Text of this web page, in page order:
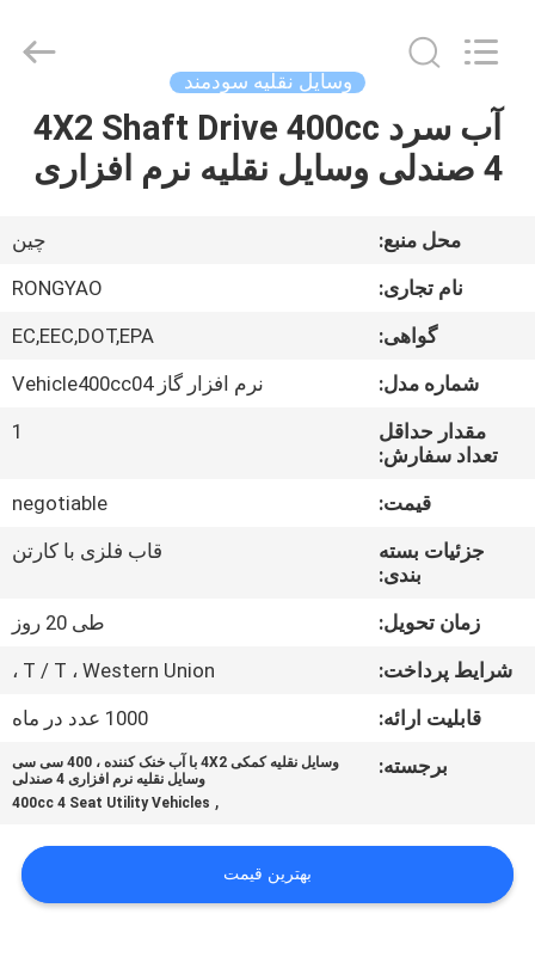
خانه
درباره
کارخانه
کیفیت
ما
تماس
نقل
قول
Vehicle
Co.,Ltd.
Reserved.
وسایل نقلیه سودمند
آب سرد 4X2 Shaft Drive 400cc
4 صندلی وسایل نقلیه نرم افزاری
محل منبع:
چین
نام تجاری:
RONGYAO
گواهی:
EC,EEC,DOT,EPA
شماره مدل:
نرم افزار گاز Vehicle400cc04
مقدار حداقل
تعداد سفارش:
1
قیمت:
negotiable
جزئیات بسته
بندی:
قاب فلزی با کارتن
زمان تحویل:
طی 20 روز
شرایط پرداخت:
T / T ، Western Union ،
قابلیت ارائه:
1000 عدد در ماه
برجسته:
وسایل نقلیه کمکی 4X2 با آب خنک کننده ، 400 سی سی
وسایل نقلیه نرم افزاری 4 صندلی
,
400cc 4 Seat Utility Vehicles
بهترین قیمت